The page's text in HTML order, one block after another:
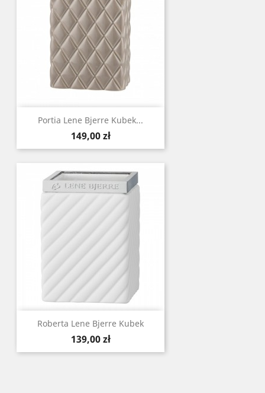
Portia Lene Bjerre Kubek...
Cena
149,00 zł
Roberta Lene Bjerre Kubek
Cena
139,00 zł